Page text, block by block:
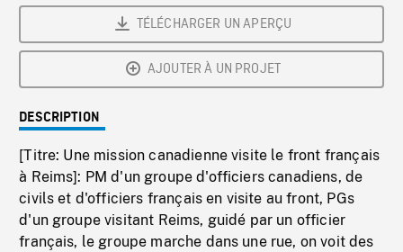
TÉLÉCHARGER UN APERÇU
AJOUTER À UN PROJET
DESCRIPTION
[Titre: Une mission canadienne visite le front français
à Reims]: PM d'un groupe d'officiers canadiens, de
civils et d'officiers français en visite au front, PGs
d'un groupe visitant Reims, guidé par un officier
français, le groupe marche dans une rue, on voit des